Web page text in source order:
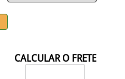
CALCULAR O FRETE